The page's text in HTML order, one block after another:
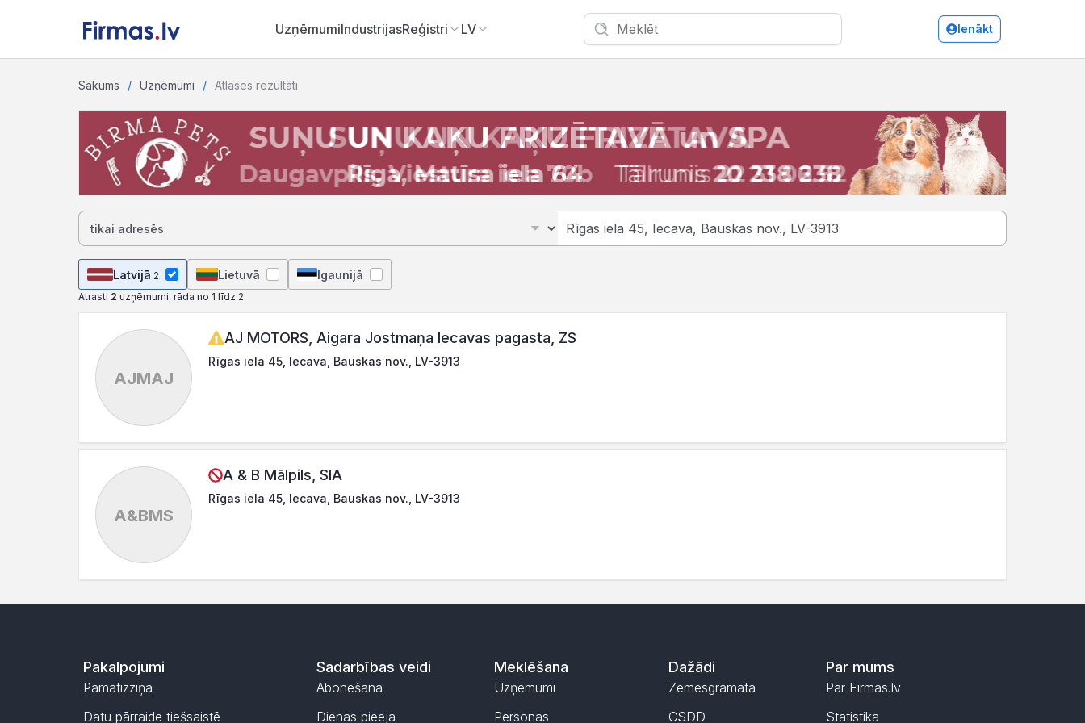
UzņēmumiIndustrijasReģistri LV Ienākt
Sākums Uzņēmumi Atlases rezultāti
Latvijā 2 Lietuvā Igaunijā
Atrasti 2 uzņēmumi, rāda no 1 līdz 2.
AJMAJ
AJ MOTORS, Aigara Jostmaņa Iecavas pagasta, ZS
Rīgas iela 45, Iecava, Bauskas nov., LV-3913
A&BMS
A & B Mālpils, SIA
Rīgas iela 45, Iecava, Bauskas nov., LV-3913
Pakalpojumi
Pamatizziņa
Datu pārraide tiešsaistē
Sadarbības veidi
Abonēšana
Dienas pieeja
Meklēšana
Uzņēmumi
Personas
Dažādi
Zemesgrāmata
CSDD
Par mums
Par Firmas.lv
Statistika